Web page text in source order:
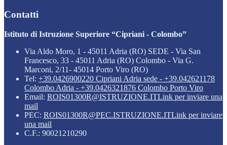
Contatti
Istituto di Istruzione Superiore “Cipriani - Colombo”
Via Aldo Moro, 1 - 45011 Adria (RO) SEDE - Via San
Francesco, 33 - 45011 Adria (RO) Colombo - Via G.
Marconi, 2/11- 45014 Porto Viro (RO)
Tel: +39.0426900220 Cipriani Adria sede - +39.042621178
Colombo Adria - +39.0426321876 Colombo Porto Viro
Email: ROIS01300R@ISTRUZIONE.ITLink per inviare una
mail
PEC: ROIS01300R@PEC.ISTRUZIONE.ITLink per inviare
una mail
C.F.: 90021210290